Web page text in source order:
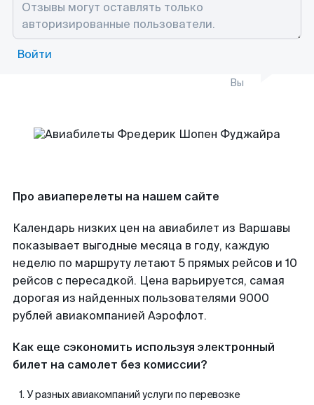
Войти
Вы
Про авиаперелеты на нашем сайте
Календарь низких цен на авиабилет из Варшавы
показывает выгодные месяца в году, каждую
неделю по маршруту летают 5 прямых рейсов и 10
рейсов с пересадкой. Цена варьируется, самая
дорогая из найденных пользователями 9000
рублей авиакомпанией Аэрофлот.
Как еще сэкономить используя электронный
билет на самолет без комиссии?
У разных авиакомпаний услуги по перевозке